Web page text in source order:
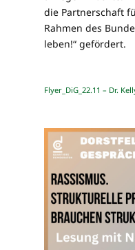
die Partnerschaft
Rahmen des
leben!“ gefördert.
Flyer_DiG_22.11 – Dr.